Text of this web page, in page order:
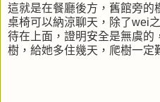
這就是在餐廳後方，舊館旁的
桌椅可以納涼聊天，除了wei
待在上面，證明安全是無虞的
樹，給她多住幾天，爬樹一定